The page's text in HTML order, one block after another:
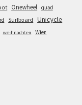
Onewheel quad
Surfboard Unicycle
weihnachten
Wien